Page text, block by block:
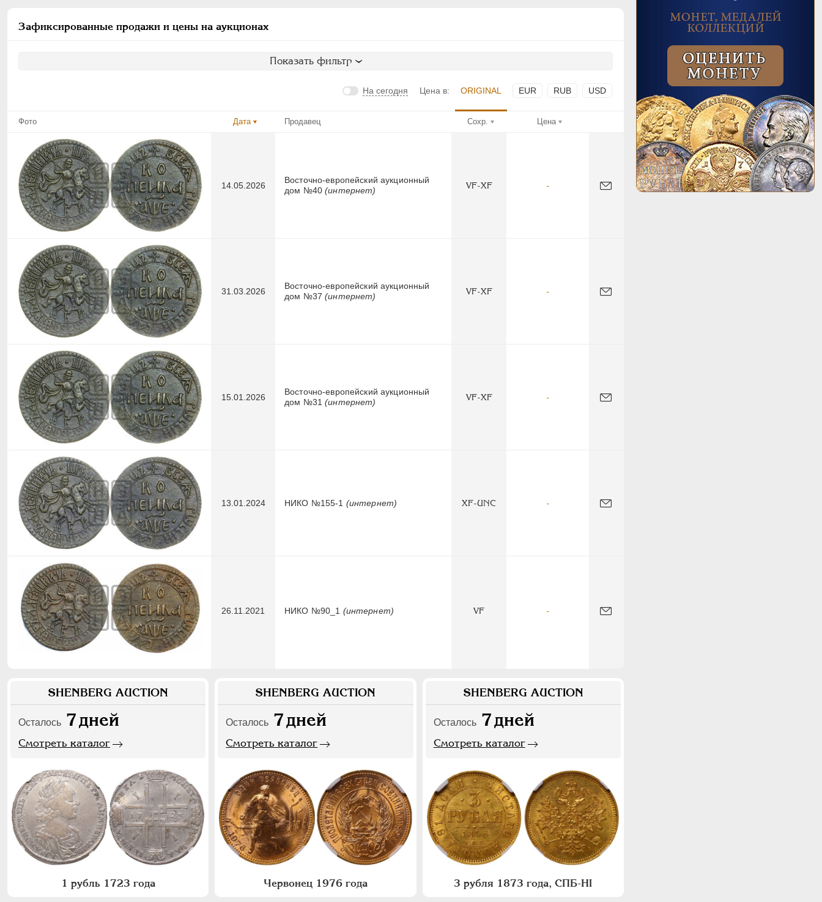
Зафиксированные продажи и цены на аукционах
Показать фильтр
На сегодня Цена в: ORIGINAL EUR RUB USD
Фото Дата Продавец Сохр. Цена
14.05.2026
Восточно-европейский аукционный
дом №40(интернет)
VF-XF -
31.03.2026
Восточно-европейский аукционный
дом №37(интернет)
VF-XF -
15.01.2026
Восточно-европейский аукционный
дом №31(интернет)
VF-XF -
13.01.2024 НИКО №155-1 (интернет) XF-UNC -
26.11.2021 НИКО №90_1 (интернет) VF -
SHENBERG AUCTION
Осталось 7дней
Смотреть каталог
1 рубль 1723 года
SHENBERG AUCTION
Осталось 7дней
Смотреть каталог
Червонец 1976 года
SHENBERG AUCTION
Осталось 7дней
Смотреть каталог
3 рубля 1873 года, СПБ-НI